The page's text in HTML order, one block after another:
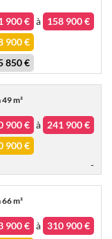
900 € à 158 900 €
900 €
850 €
49 m²
900 € à 241 900 €
900 €
-
66 m²
900 € à 310 900 €